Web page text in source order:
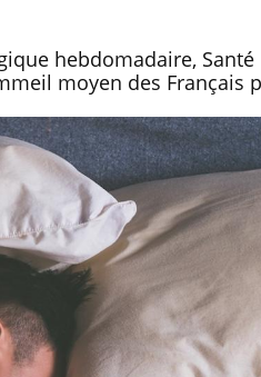
hebdomadaire,
moyen des Français
Chikungunya,
West Nile : que se
t-il dans le sud de la
France ?